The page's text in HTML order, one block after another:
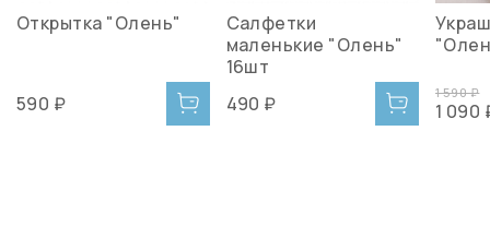
Открытка "Олень"
590 ₽
Салфетки
маленькие "Олень"
16шт
490 ₽
1 590 ₽
1 090